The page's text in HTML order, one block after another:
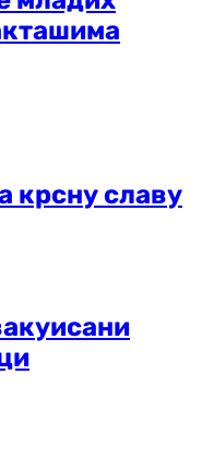
крсну славу